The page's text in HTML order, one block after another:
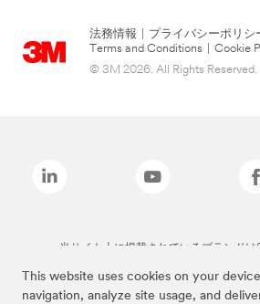
This website uses cookies on your
navigation, analyze site usage, and
法務情報 プライバシーポリシ
Terms and Conditions
Cookie
© 3M 2026. All Rights Reserved.
当サイト上に掲載されているブランドは